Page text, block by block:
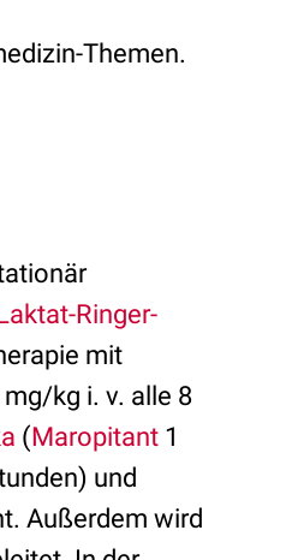
Themen.
Ringer-
mit
kg i. v. alle 8
(Maropitant 1
und
Außerdem wird